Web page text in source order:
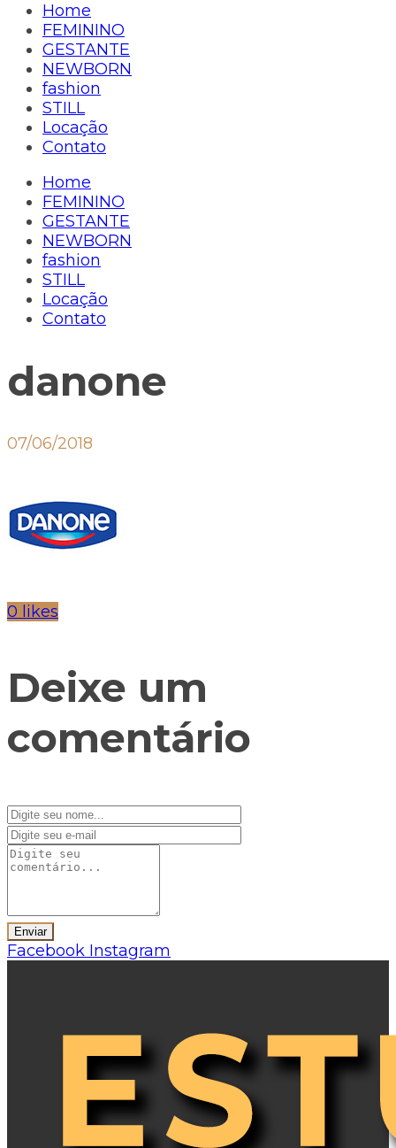
Home
FEMININO
GESTANTE
NEWBORN
fashion
STILL
Locação
Contato
Home
FEMININO
GESTANTE
NEWBORN
fashion
STILL
Locação
Contato
danone
07/06/2018
0 likes
Deixe um
comentário
Facebook Instagram